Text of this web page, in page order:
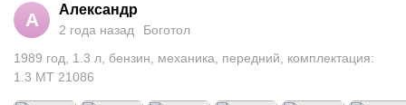
А Александр
2 года назад
Боготол
1989 год 1.3 л бензин механика передний
комплектация:
1.3 MT 21086